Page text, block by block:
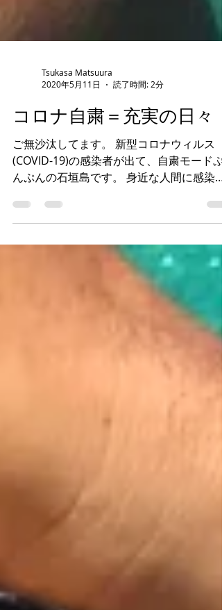
Tsukasa Matsuura
2020年5月11日
読了時間: 2分
コロナ自粛＝充実の日々
ご無沙汰してます。 新型コロナウィルス
(COVID-19)の感染者が出て、自粛モードぷ
にされる事の恐ろしさや、何気なく付き合
てる人間の性根というものを少し垣間見れ